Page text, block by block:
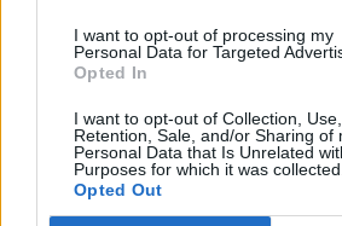
I want to opt-out of processing my
Personal Data for Targeted
Opted In
I want to opt-out of Collection, Use,
Retention, Sale, and/or Sharing of
Personal Data that Is Unrelated
Purposes for which it was collected.
Opted Out
Laive planuoja
Žemę užklups
nauja prognozė